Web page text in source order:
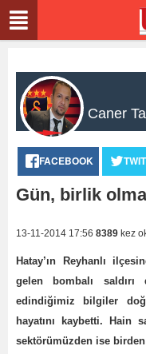
Caner
FACEBOOK
Gün, birlik
13-11-2014 17:56 8389 kez
Hatay’ın Reyhanlı
gelen bombalı
edindiğimiz bilgiler
hayatını kaybetti. Hain
sektörümüzden ise